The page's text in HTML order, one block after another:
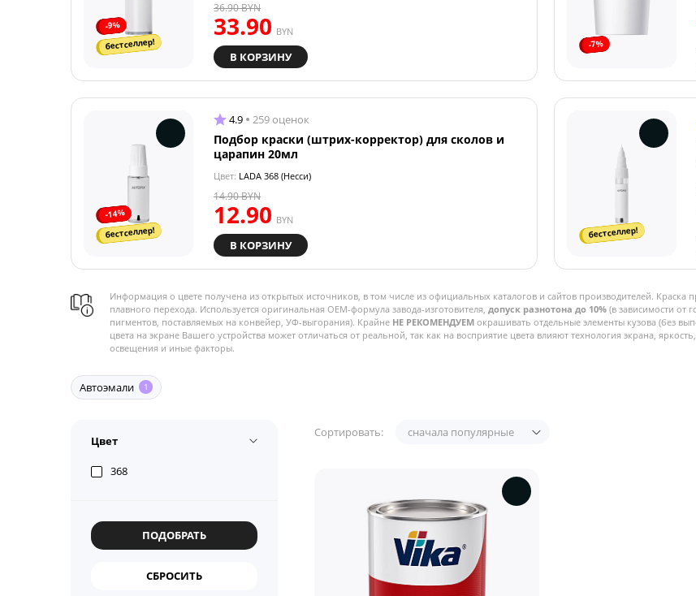
-9%
бестселлер!
33.90 BYN
36.90BYN
В КОРЗИНУ
-7%
-14%
бестселлер!
4.9 259 оценок
Подбор краски (штрих-корректор) для сколов и
царапин 20мл
Цвет: LADA 368 (Несси)
12.90 BYN
14.90BYN
В КОРЗИНУ
бестселлер!
Информация о цвете получена из открытых источников, в том числе из официальных каталогов и сайтов производителей. Краска
плавного перехода. Используется оригинальная OEM-формула завода-изготовителя, допуск разнотона до 10% (в зависимости от
пигментов, поставляемых на конвейер, УФ-выгорания). Крайне НЕ РЕКОМЕНДУЕМ окрашивать отдельные элементы кузова (без
цвета на экране Вашего устройства может отличаться от реальной, так как на восприятие цвета влияют технология экрана,
освещения и иные факторы.
Автоэмали 1
Цвет
368
Сортировать: сначала популярные